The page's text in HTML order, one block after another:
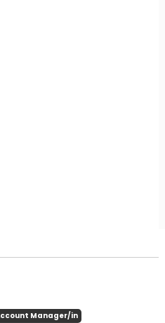
Manager/in